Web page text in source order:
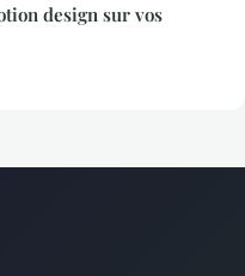
design sur vos